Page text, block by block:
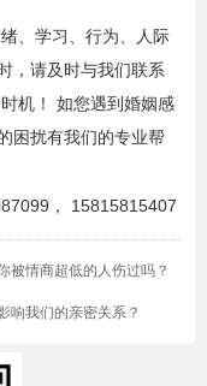
、学习、行为、人际
，请及时与我们联系
机！ 如您遇到婚姻感
困扰有我们的专业帮
， 15815815407
被情商超低的人伤过吗？
响我们的亲密关系？